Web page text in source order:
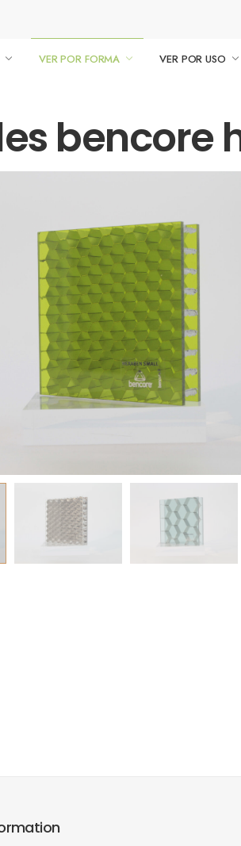
VER POR FORMA VER POR USO
bencore